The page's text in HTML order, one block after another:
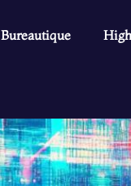
Bureautique